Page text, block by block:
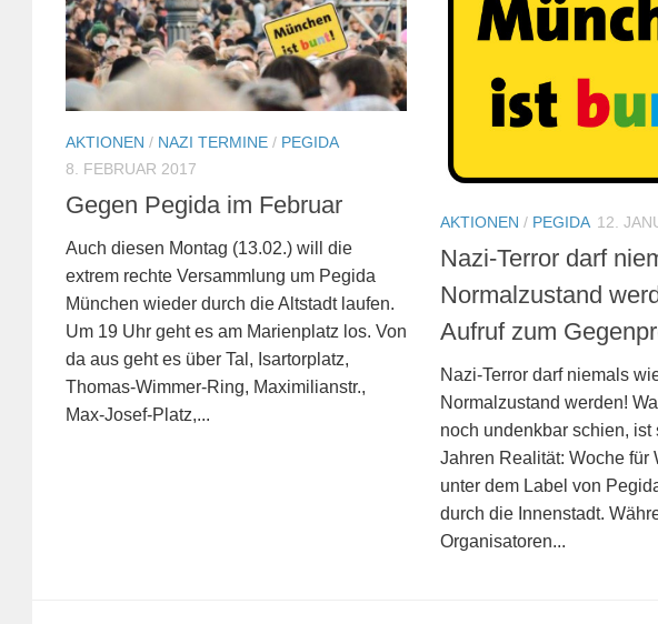
AKTIONEN / NAZI TERMINE / PEGIDA
8. FEBRUAR 2017
Gegen Pegida im Februar
Auch diesen Montag (13.02.) will die
extrem rechte Versammlung um Pegida
München wieder durch die Altstadt laufen.
Um 19 Uhr geht es am Marienplatz los. Von
da aus geht es über Tal, Isartorplatz,
Thomas-Wimmer-Ring, Maximilianstr.,
Max-Josef-Platz,...
AKTIONEN / PEGIDA 12.
Nazi-Terror darf
Normalzustand
Aufruf zum
Nazi-Terror darf niemals
Normalzustand werden!
noch undenkbar schien, ist
Jahren Realität: Woche für
unter dem Label von
durch die Innenstadt.
Organisatoren...